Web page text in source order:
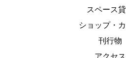
スペース
ショップ・
刊行物